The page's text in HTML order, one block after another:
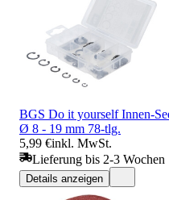
BGS Do it yourself Innen-
Ø 8 - 19 mm 78-tlg.
5,99 €inkl. MwSt.
Lieferung bis 2-3 Wochen
Details anzeigen